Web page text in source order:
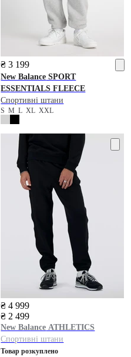
₴ 3 199
New Balance SPORT
ESSENTIALS FLEECE
Спортивні штани
SMLXLXXL
₴ 4 999
₴ 2 499
New Balance ATHLETICS
Спортивні штани
Товар розкуплено